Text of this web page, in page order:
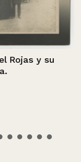
Rojas y su